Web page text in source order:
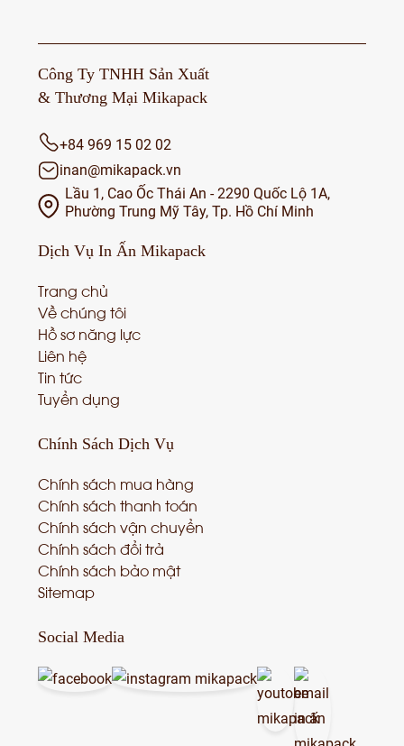
Công Ty TNHH Sản Xuất
& Thương Mại Mikapack
+84 969 15 02 02
inan@mikapack.vn
Lầu 1, Cao Ốc Thái An - 2290 Quốc Lộ 1A,
Phường Trung Mỹ Tây, Tp. Hồ Chí Minh
Dịch Vụ In Ấn Mikapack
Trang chủ
Về chúng tôi
Hồ sơ năng lực
Liên hệ
Tin tức
Tuyển dụng
Chính Sách Dịch Vụ
Chính sách mua hàng
Chính sách thanh toán
Chính sách vận chuyển
Chính sách đổi trả
Chính sách bảo mật
Sitemap
Social Media